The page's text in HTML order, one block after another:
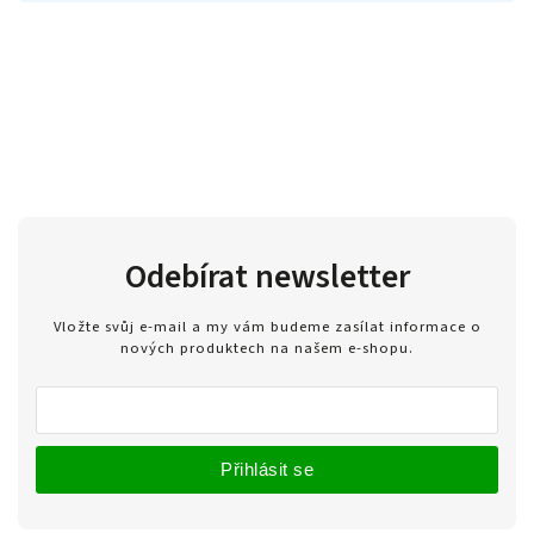
Odebírat newsletter
Vložte svůj e-mail a my vám budeme zasílat informace o
nových produktech na našem e-shopu.
Přihlásit se